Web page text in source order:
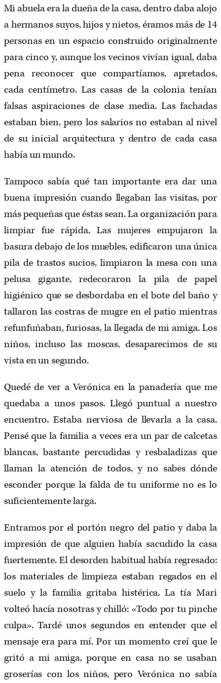
Mi abuela era la dueña de la casa, dentro daba alojo
a hermanos suyos, hijos y nietos, éramos más de 14
personas en un espacio construido originalmente
para cinco y, aunque los vecinos vivían igual, daba
pena reconocer que compartíamos, apretados,
cada centímetro. Las casas de la colonia tenían
falsas aspiraciones de clase media. Las fachadas
estaban bien, pero los salarios no estaban al nivel
de su inicial arquitectura y dentro de cada casa
había un mundo.
Tampoco sabía qué tan importante era dar una
buena impresión cuando llegaban las visitas, por
más pequeñas que éstas sean. La organización para
limpiar fue rápida. Las mujeres empujaron la
basura debajo de los muebles, edificaron una única
pila de trastos sucios, limpiaron la mesa con una
pelusa gigante, redecoraron la pila de papel
higiénico que se desbordaba en el bote del baño y
tallaron las costras de mugre en el patio mientras
refunfuñaban, furiosas, la llegada de mi amiga. Los
niños, incluso las moscas, desaparecimos de su
vista en un segundo.
Quedé de ver a Verónica en la panadería que me
quedaba a unos pasos. Llegó puntual a nuestro
encuentro. Estaba nerviosa de llevarla a la casa.
Pensé que la familia a veces era un par de calcetas
blancas, bastante percudidas y resbaladizas que
llaman la atención de todos, y no sabes dónde
esconder porque la falda de tu uniforme no es lo
suficientemente larga.
Entramos por el portón negro del patio y daba la
impresión de que alguien había sacudido la casa
fuertemente. El desorden habitual había regresado:
los materiales de limpieza estaban regados en el
suelo y la familia gritaba histérica. La tía Mari
volteó hacía nosotras y chilló: «Todo por tu pinche
culpa». Tardé unos segundos en entender que el
mensaje era para mí. Por un momento creí que le
gritó a mi amiga, porque en casa no se usaban
groserías con los niños, pero Verónica no sabía